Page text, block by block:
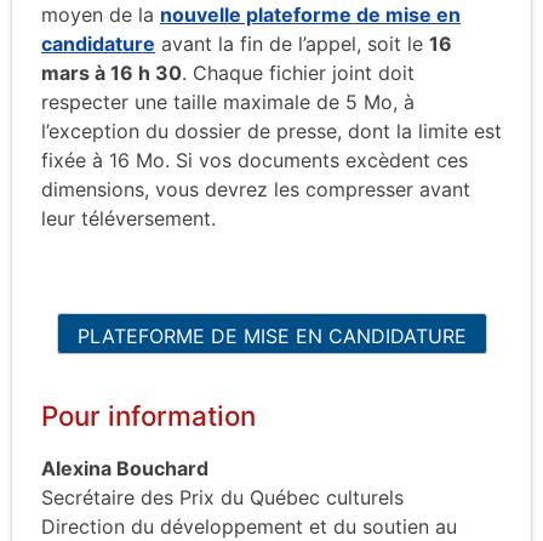
moyen de la nouvelle plateforme de mise en
candidature avant la fin de l’appel, soit le 16
mars à 16 h 30. Chaque fichier joint doit
respecter une taille maximale de 5 Mo, à
l’exception du dossier de presse, dont la limite est
fixée à 16 Mo. Si vos documents excèdent ces
dimensions, vous devrez les compresser avant
leur téléversement.
PLATEFORME DE MISE EN CANDIDATURE
Pour information
Alexina Bouchard
Secrétaire des Prix du Québec culturels
Direction du développement et du soutien au